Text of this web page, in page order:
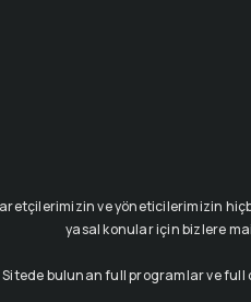
ve yöneticilerimizin
yasal konular için bizlere
Sitede bulunan full programlar ve full